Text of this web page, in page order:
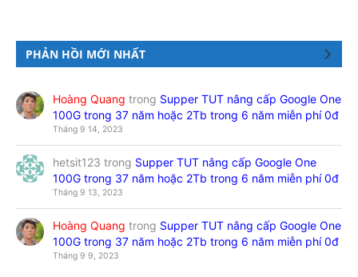
PHẢN HỒI MỚI NHẤT
Hoàng Quang trong Supper TUT nâng cấp Google One
100G trong 37 năm hoặc 2Tb trong 6 năm miễn phí 0đ
Tháng 9 14, 2023
hetsit123 trong Supper TUT nâng cấp Google One
100G trong 37 năm hoặc 2Tb trong 6 năm miễn phí 0đ
Tháng 9 13, 2023
Hoàng Quang trong Supper TUT nâng cấp Google One
100G trong 37 năm hoặc 2Tb trong 6 năm miễn phí 0đ
Tháng 9 9, 2023